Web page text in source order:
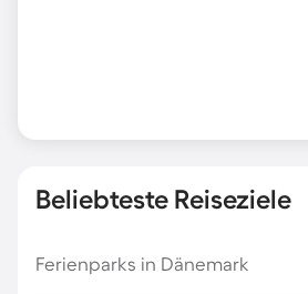
Beliebteste Reiseziele
Ferienparks in Dänemark